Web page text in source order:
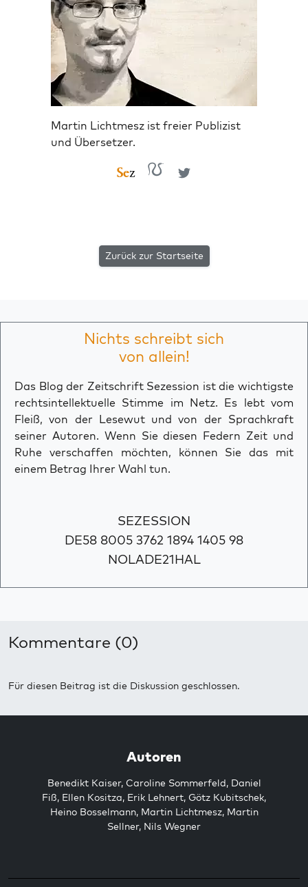
Martin Lichtmesz ist freier Publizist
und Übersetzer.
Zurück zur Startseite
Nichts schreibt sich
von allein!
Das Blog der Zeitschrift Sezession ist die wichtigste
rechtsintellektuelle Stimme im Netz. Es lebt vom
Fleiß, von der Lesewut und von der Sprachkraft
seiner Autoren. Wenn Sie diesen Federn Zeit und
Ruhe verschaffen möchten, können Sie das mit
einem Betrag Ihrer Wahl tun.
SEZESSION
DE58 8005 3762 1894 1405 98
NOLADE21HAL
Kommentare (0)
Für diesen Beitrag ist die Diskussion geschlossen.
Autoren
Benedikt Kaiser, Caroline Sommerfeld, Daniel
Fiß, Ellen Kositza, Erik Lehnert, Götz Kubitschek,
Heino Bosselmann, Martin Lichtmesz, Martin
Sellner, Nils Wegner